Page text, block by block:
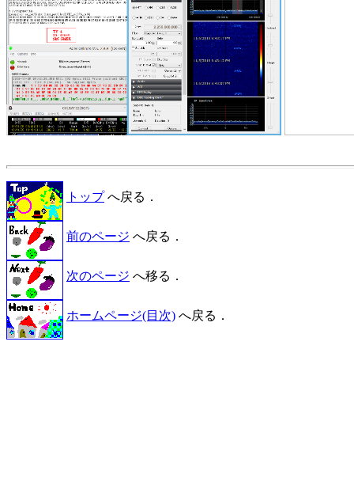
トップへ戻る．
前のページ へ戻る．
次のページ へ移る．
ホームページ(目次) へ戻る．